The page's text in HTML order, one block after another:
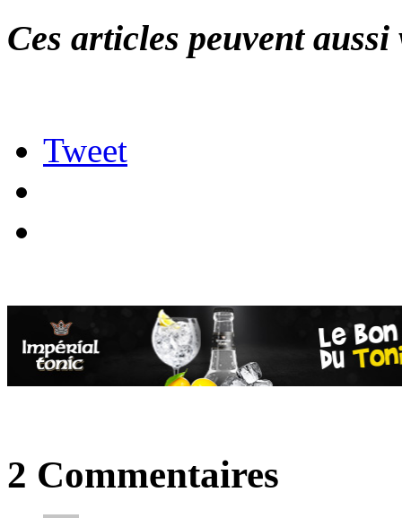
Ces articles peuvent
Tweet
2 Commentaires